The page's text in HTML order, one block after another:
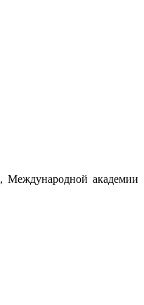
Международной академии